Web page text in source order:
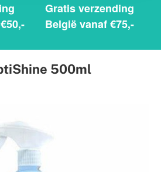
Gratis verzending
België vanaf €75,-
500ml